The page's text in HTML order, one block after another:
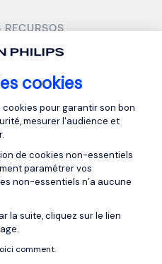
cookies
du
cookies pour garantir son bon
mesurer l'audience et
de cookies non-essentiels
paramétrer vos
non-essentiels n’a aucune
la suite, cliquez sur le lien
comment.
RECURSOS
la
candidato?